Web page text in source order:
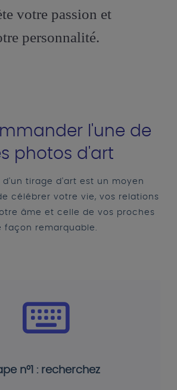
votre passion et
personnalité.
l'une de
photos d'art
d'un tirage d'art est un moyen
célébrer votre vie, vos relations
âme et celle de vos proches
façon remarquable.
n°1 : recherchez